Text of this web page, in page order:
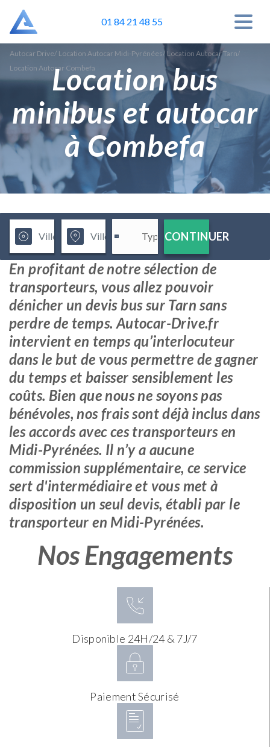
01 84 21 48 55
Autocar Drive/ Location Autocar Midi-Pyrénées/ Location Autocar Tarn/
Location Autocar CombefaLocation bus
minibus et autocar
à Combefa
CONTINUER
En profitant de notre sélection de
transporteurs, vous allez pouvoir
dénicher un devis bus sur Tarn sans
perdre de temps. Autocar-Drive.fr
intervient en temps qu’interlocuteur
dans le but de vous permettre de gagner
du temps et baisser sensiblement les
coûts. Bien que nous ne soyons pas
bénévoles, nos frais sont déjà inclus dans
les accords avec ces transporteurs en
Midi-Pyrénées. Il n’y a aucune
commission supplémentaire, ce service
sert d'intermédiaire et vous met à
disposition un seul devis, établi par le
transporteur en Midi-Pyrénées.
Nos Engagements
Disponible 24H/24 & 7J/7
Paiement Sécurisé